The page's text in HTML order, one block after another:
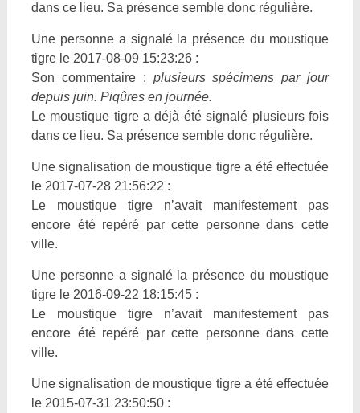
dans ce lieu. Sa présence semble donc régulière.
Une personne a signalé la présence du moustique
tigre le 2017-08-09 15:23:26 :
Son commentaire : plusieurs spécimens par jour
depuis juin. Piqûres en journée.
Le moustique tigre a déjà été signalé plusieurs fois
dans ce lieu. Sa présence semble donc régulière.
Une signalisation de moustique tigre a été effectuée
le 2017-07-28 21:56:22 :
Le moustique tigre n’avait manifestement pas
encore été repéré par cette personne dans cette
ville.
Une personne a signalé la présence du moustique
tigre le 2016-09-22 18:15:45 :
Le moustique tigre n’avait manifestement pas
encore été repéré par cette personne dans cette
ville.
Une signalisation de moustique tigre a été effectuée
le 2015-07-31 23:50:50 :